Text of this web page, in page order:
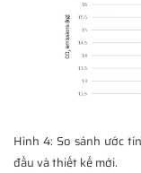
Hình 4: So sánh ước
đầu và thiết kế mới.